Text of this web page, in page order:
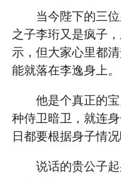
当今陛下的三
之子李珩又是疯子
示，但大家心里都
能就落在李逸身上。
他是个真正的
种侍卫暗卫，就连
日都要根据身子情
说话的贵公子